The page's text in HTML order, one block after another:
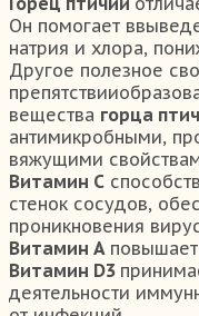
Он помогает
натрия и хлора,
Другое полезное
вещества горца
антимикробными,
вяжущими
Витамин С
стенок сосудов,
проникновения
Витамин А
Витамин D3
деятельности